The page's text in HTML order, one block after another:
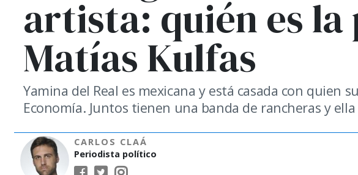
artista: quién es la
Matías Kulfas
Yamina del Real es mexicana y está casada con quien
Economía. Juntos tienen una banda de rancheras y
CARLOS CLAÁ
Periodista político